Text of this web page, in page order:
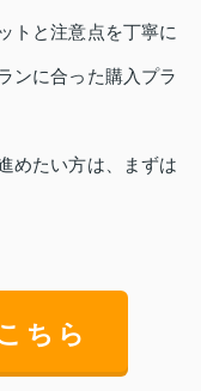
トと注意点を丁寧に
ンに合った購入プラ
めたい方は、まずは
ちら